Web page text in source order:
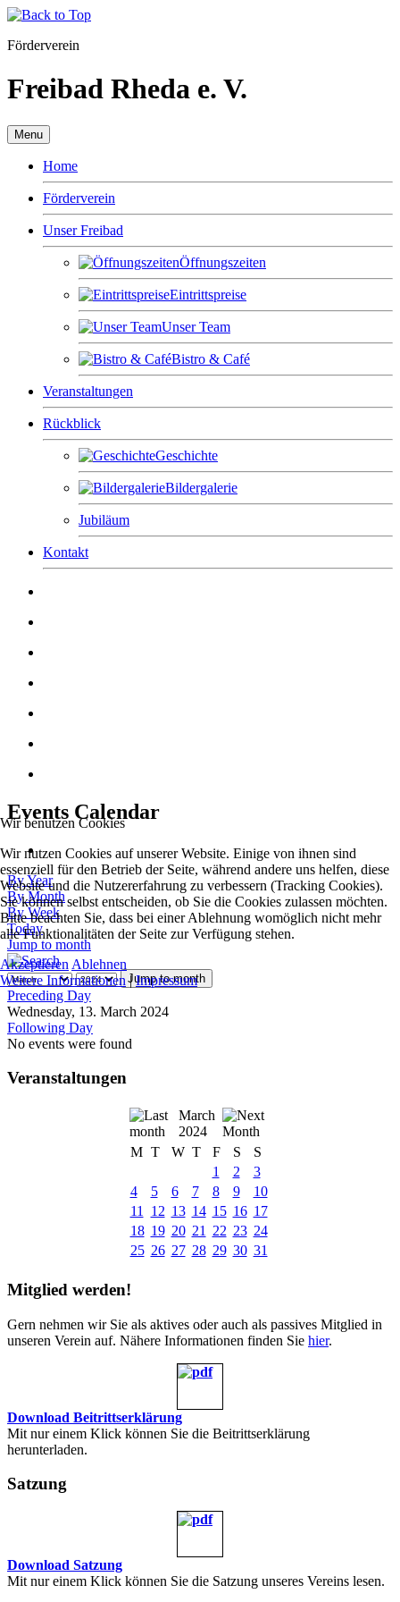
Förderverein
Freibad Rheda e. V.
Menu
Home
Förderverein
Unser Freibad
Öffnungszeiten
Eintrittspreise
Unser Team
Bistro & Café
Veranstaltungen
Rückblick
Geschichte
Bildergalerie
Jubiläum
Kontakt
Events Calendar
By Year
By Month
By Week
Today
Jump to month
Jump to month
Preceding Day
Wednesday, 13. March 2024
Following Day
No events were found
Veranstaltungen
March
2024
M T W T F S
S
1
2
3
4
5 6 7 8 9
10
11
12 13 14 15 16 17
18 19 20 21 22 23 24
25 26 27 28 29 30 31
Mitglied werden!
Gern nehmen wir Sie als aktives oder auch als passives Mitglied in
unseren Verein auf. Nähere Informationen finden Sie hier.
Download Beitrittserklärung
Mit nur einem Klick können Sie die Beitrittserklärung
herunterladen.
Satzung
Download Satzung
Mit nur einem Klick können Sie die Satzung unseres Vereins lesen.
Wir benutzen Cookies
Wir nutzen Cookies auf unserer Website. Einige von ihnen sind
essenziell für den Betrieb der Seite, während andere uns helfen, diese
Website und die Nutzererfahrung zu verbessern (Tracking Cookies).
Sie können selbst entscheiden, ob Sie die Cookies zulassen möchten.
Bitte beachten Sie, dass bei einer Ablehnung womöglich nicht mehr
alle Funktionalitäten der Seite zur Verfügung stehen.
Akzeptieren Ablehnen
Weitere Informationen|Impressum